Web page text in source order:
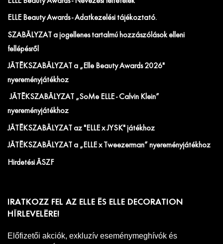
ELLE Beauty Awards - Adatkezelési tájékoztató.
SZABÁLYZAT a jogellenes tartalmú hozzászólások elleni
fellépésről
JÁTÉKSZABÁLYZAT a „Elle Beauty Awards 2026"
nyereményjátékhoz
JÁTÉKSZABÁLYZAT „SoMe ELLE - Calvin Klein”
nyereményjátékhoz
JÁTÉKSZABÁLYZAT az "ELLE x JYSK" játékhoz
JÁTÉKSZABÁLYZAT a „ELLE x Tweezerman” nyereményjátékhoz
Hirdetési ÁSZF
IRATKOZZ FEL AZ ELLE ÉS ELLE DECORATION
HÍRLEVELÉRE!
Előfizetői akciók, exkluzív eseménymeghívók és